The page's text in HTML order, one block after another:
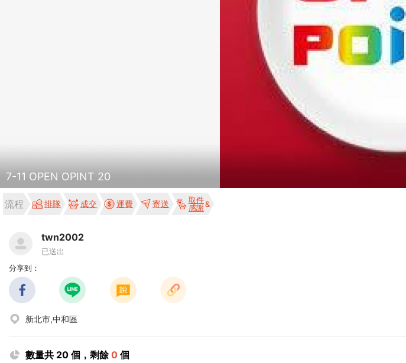
7-11 OPEN OPINT 20
流程 排隊 成交 運費 寄送
取件
感謝
twn2002
已送出
分享到：
新北市,中和區
數量共 20 個，剩餘0 個